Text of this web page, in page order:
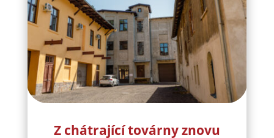
Z chátrající továrny znovu